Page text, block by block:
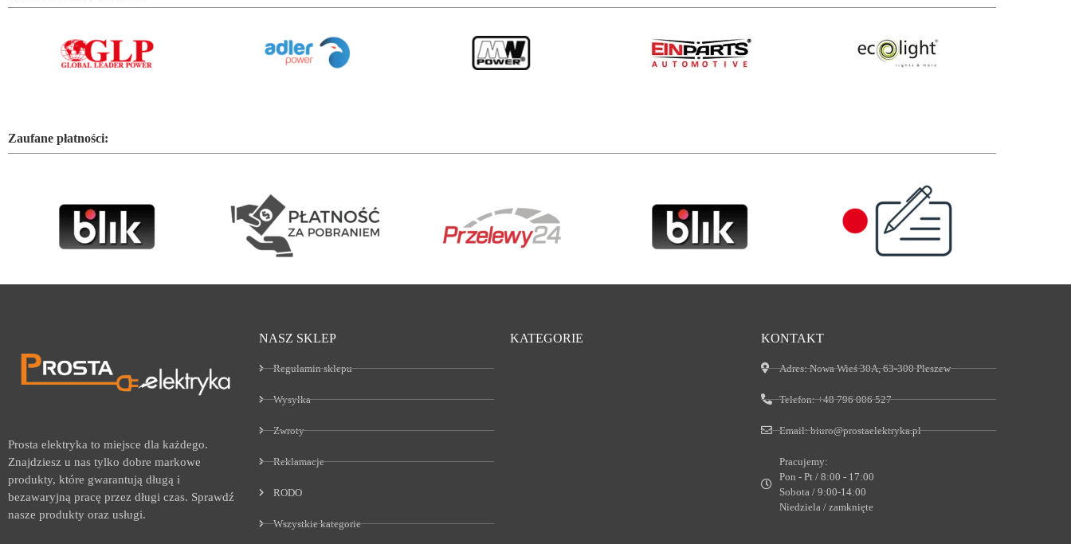
Zaufane płatności:
Prosta elektryka to miejsce dla każdego.
Znajdziesz u nas tylko dobre markowe
produkty, które gwarantują długą i
bezawaryjną pracę przez długi czas. Sprawdź
nasze produkty oraz usługi.
NASZ SKLEP
Regulamin sklepu
Wysyłka
Zwroty
Reklamacje
RODO
Wszystkie kategorie
KATEGORIE KONTAKT
Adres:Nowa Wieś 30A, 63-300 Pleszew
Telefon:+48 796 006 527
Email:biuro@prostaelektryka.pl
Pracujemy:
Pon - Pt / 8:00 - 17:00
Sobota / 9:00-14:00
Niedziela / zamknięte